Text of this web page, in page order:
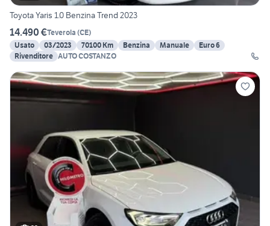
Toyota Yaris 1.0 Benzina Trend 2023
14.490 €Teverola (CE)
Usato
03/2023 70100 Km Benzina Manuale
Euro 6
Rivenditore AUTO COSTANZO